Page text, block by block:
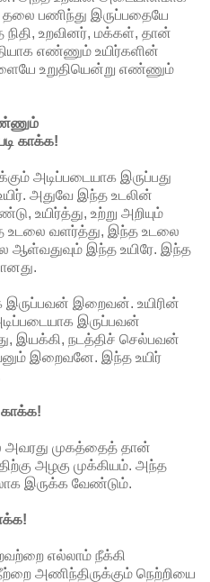
பணிந்து இருப்பதையே
உறவினர், மக்கள், தான்
எண்ணும் உயிர்களின்
உறுதியென்று எண்ணும்
காக்க!
அடிப்படையாக இருப்பது
அதுவே இந்த உடலின்
உயிர்த்து, உற்று அறியும்
உடலை வளர்த்து, இந்த உடலை
ஆள்வதுவும் இந்த உயிரே. இந்த
இருப்பவன் இறைவன். உயிரின்
இருப்பவன்
இயக்கி, நடத்திச் செல்பவன்
இறைவனே. இந்த உயிர்
அவரது முகத்தைத் தான்
அழகு முக்கியம். அந்த
இருக்க வேண்டும்.
எல்லாம் நீக்கி
அணிந்திருக்கும் நெற்றியை